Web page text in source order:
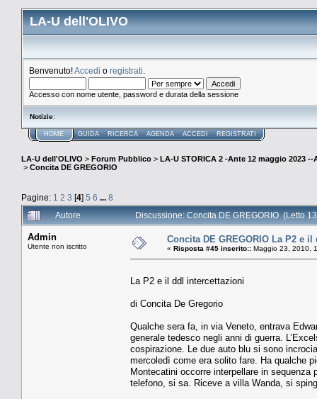
LA-U dell'OLIVO
Benvenuto!Accedi o registrati
Accesso con nome utente, password e durata della sessione
Notizie:
HOME GUIDA RICERCA AGENDA ACCEDI REGISTRATI
LA-U dell'OLIVO > Forum Pubblico > LA-U STORICA 2 -Ante 12 maggio 2023 --
> Concita DE GREGORIO
Pagine: 1 2 3 [4] 5 6 ... 8
Autore
Discussione: Concita DE GREGORIO (Letto
Admin
Utente non iscritto
Concita DE GREGORIO La P2 e
« Risposta #45 inserito:: Maggio 23, 2010,
La P2 e il ddl intercettazioni
di Concita De Gregorio
Qualche sera fa, in via Veneto, entrava
generale tedesco negli anni di guerra.
cospirazione. Le due auto blu si sono
mercoledì come era solito fare. Ha qualche
Montecatini occorre interpellare in
telefono, si sa. Riceve a villa Wanda, si